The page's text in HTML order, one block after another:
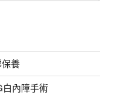
養
內障手術